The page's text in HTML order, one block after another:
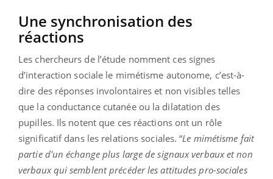
Une synchronisation des
réactions
Les chercheurs de l’étude nomment ces signes
d’interaction sociale le mimétisme autonome, c’est-à-
dire des réponses involontaires et non visibles telles
que la conductance cutanée ou la dilatation des
pupilles. Ils notent que ces réactions ont un rôle
significatif dans les relations sociales. “Le mimétisme fait
partie d'un échange plus large de signaux verbaux et non
verbaux qui semblent précéder les attitudes pro-sociales